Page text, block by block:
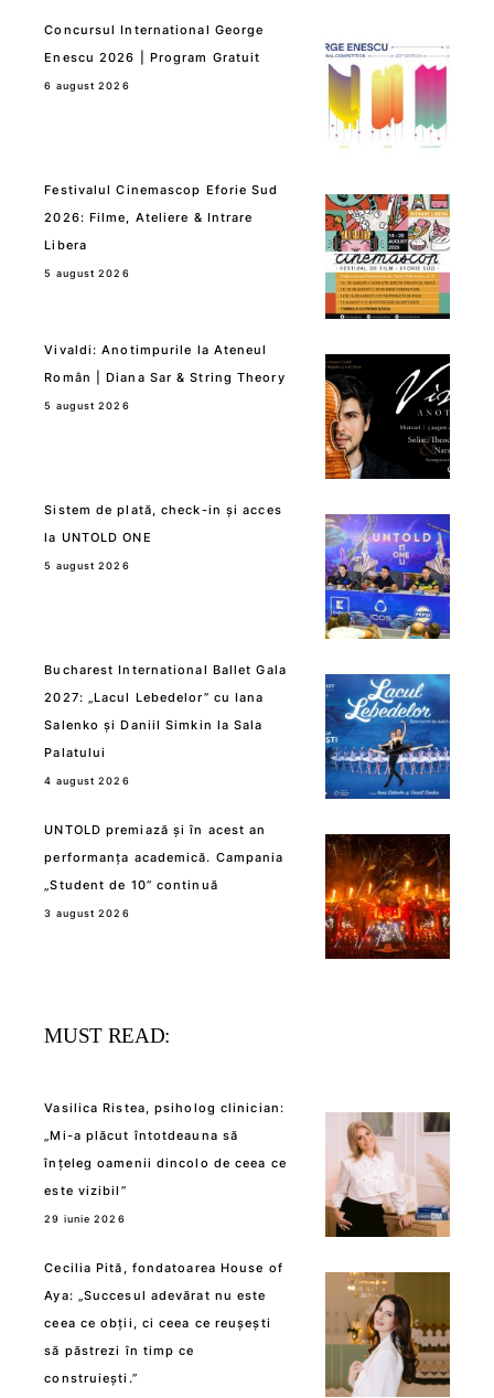
Concursul International George
Enescu 2026 | Program Gratuit
6 august 2026
Festivalul Cinemascop Eforie Sud
2026: Filme, Ateliere & Intrare
Libera
5 august 2026
Vivaldi: Anotimpurile la Ateneul
Român | Diana Sar & String Theory
5 august 2026
Sistem de plată, check-in și acces
la UNTOLD ONE
5 august 2026
Bucharest International Ballet Gala
2027: „Lacul Lebedelor” cu Iana
Salenko și Daniil Simkin la Sala
Palatului
4 august 2026
UNTOLD premiază și în acest an
performanța academică. Campania
„Student de 10” continuă
3 august 2026
MUST READ:
Vasilica Ristea, psiholog clinician:
„Mi-a plăcut întotdeauna să
înțeleg oamenii dincolo de ceea ce
este vizibil”
29 iunie 2026
Cecilia Pită, fondatoarea House of
Aya: „Succesul adevărat nu este
ceea ce obții, ci ceea ce reușești
să păstrezi în timp ce
construiești.”